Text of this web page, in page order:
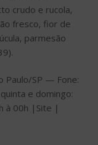
crudo e rucola,
fresco, fior de
parmesão
Paulo/SP — Fone:
e domingo:
à 00h |Site |